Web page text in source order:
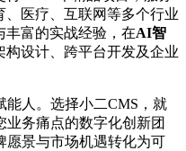
医疗、互联网等多个行业
丰富的实战经验，在AI智
构设计、跨平台开发及企业
人。选择小二CMS，就
务痛点的数字化创新团
愿景与市场机遇转化为可